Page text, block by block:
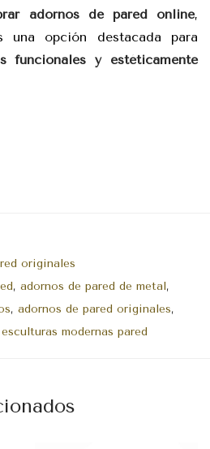
adornos de pared online,
una opción destacada para
funcionales y estéticamente
originales
, adornos de pared de metal,
, adornos de pared originales,
esculturas modernas pared